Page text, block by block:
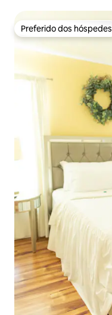
Preferido dos hóspedes
Preferido dos hóspedes